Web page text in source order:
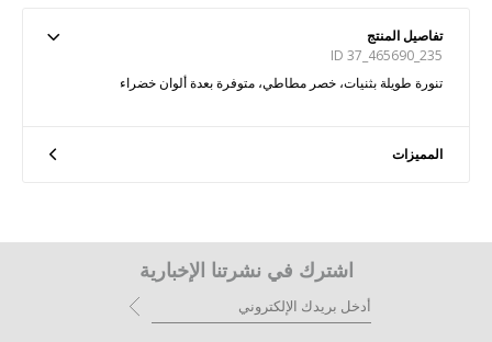
تفاصيل المنتج
ID 37_465690_235
تنورة طويلة بثنيات، خصر مطاطي، متوفرة بعدة ألوان خضراء
المميزات
اشترك في نشرتنا الإخبارية